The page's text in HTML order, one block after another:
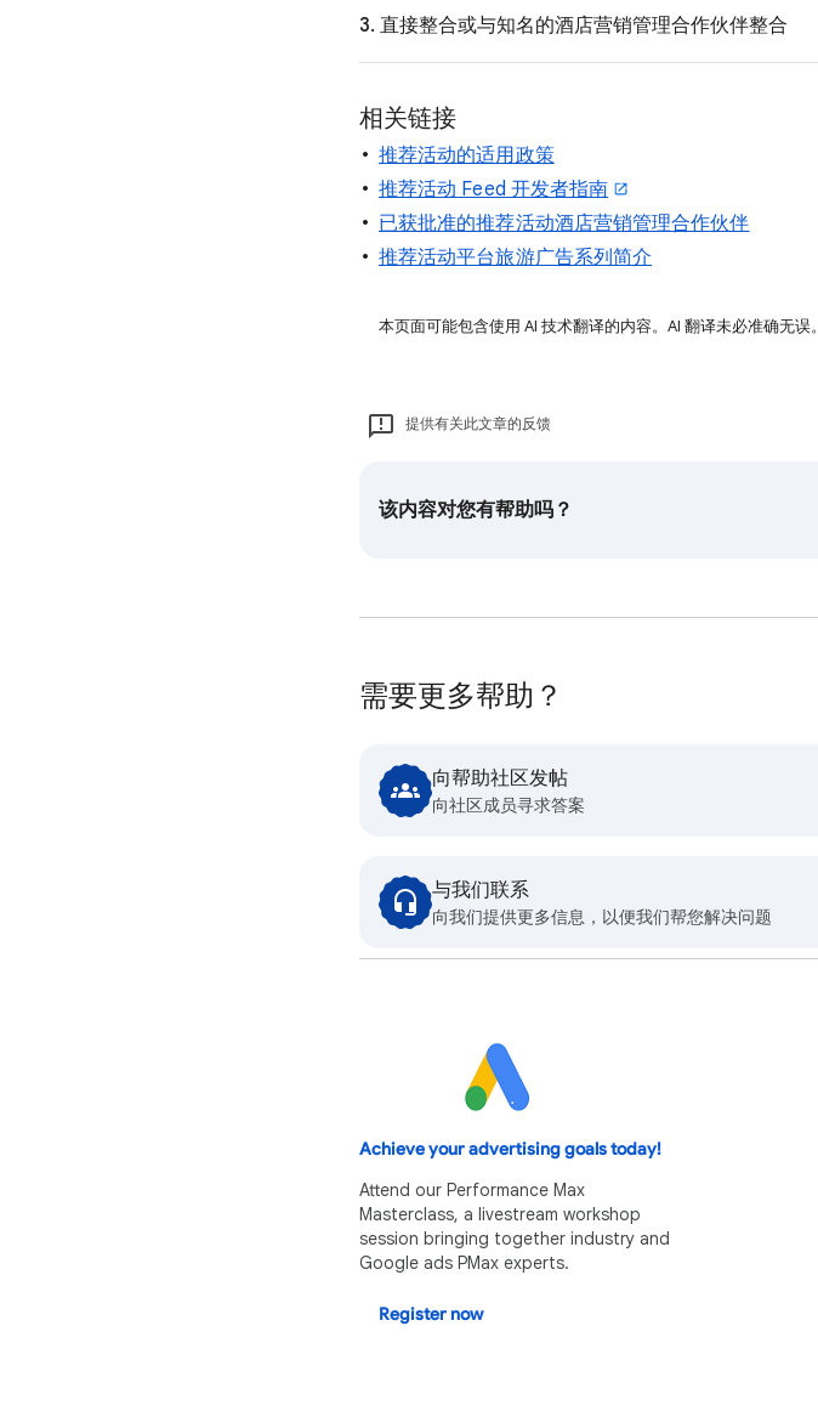
3. 直接整合或与知名的酒店营销管理合作伙伴整合
相关链接
推荐活动的适用政策
推荐活动 Feed 开发者指南
已获批准的推荐活动酒店营销管理合作伙伴
推荐活动平台旅游广告系列简介
本页面可能包含使用 AI 技术翻译的内容。AI 翻译未必准确无误。
提供有关此文章的反馈
该内容对您有帮助吗？
需要更多帮助？
向帮助社区发帖
向社区成员寻求答案
与我们联系
向我们提供更多信息，以便我们帮您解决问题
Achieve your advertising goals today!
Attend our Performance Max
Masterclass, a livestream workshop
session bringing together industry and
Google ads PMax experts.
Register now